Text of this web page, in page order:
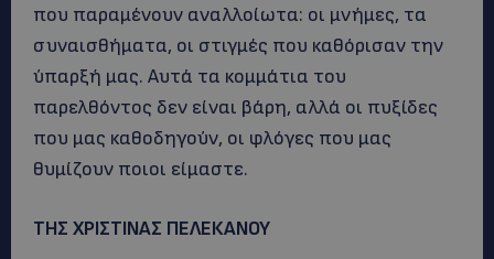
που παραμένουν αναλλοίωτα: οι μνήμες, τα
συναισθήματα, οι στιγμές που καθόρισαν την
ύπαρξή μας. Αυτά τα κομμάτια του
παρελθόντος δεν είναι βάρη, αλλά οι πυξίδες
που μας καθοδηγούν, οι φλόγες που μας
θυμίζουν ποιοι είμαστε.
TΗΣ ΧΡΙΣΤΙΝΑΣ ΠΕΛΕΚΑΝΟΥ